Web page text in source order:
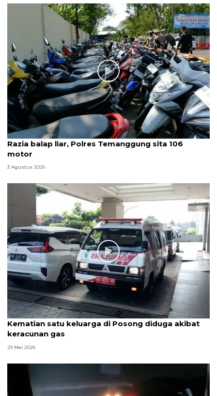
Razia balap liar, Polres Temanggung sita 106
motor
3 Agustus 2026
Kematian satu keluarga di Posong diduga akibat
keracunan gas
29 Mei 2026